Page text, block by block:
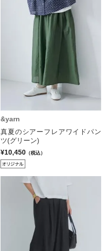
&yarn
真夏のシアーフレアワイドパン
ツ(グリーン)
¥10,450 （税込）